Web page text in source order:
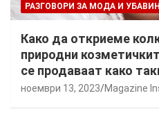
РАЗГОВОРИ ЗА МОДА И
Како да откриеме
природни
се продаваат како
ноември 13, 2023 Magazine